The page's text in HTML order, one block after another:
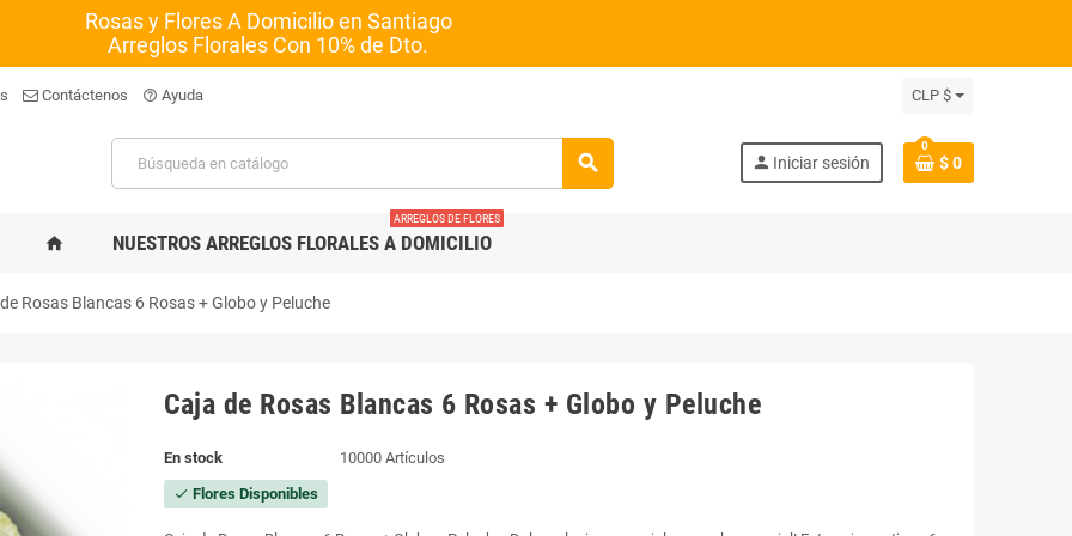
Rosas y Flores A Domicilio en Santiago
Arreglos Florales Con 10% de Dto.
Contáctenos help_outline Ayuda CLP $
search person Iniciar sesión
0
$ 0
home NUESTROS ARREGLOS FLORALES A DOMICILIO
ARREGLOS DE FLORES
Rosas Blancas 6 Rosas + Globo y Peluche
Caja de Rosas Blancas 6 Rosas + Globo y Peluche
En stock 10000 Artículos
check Flores Disponibles